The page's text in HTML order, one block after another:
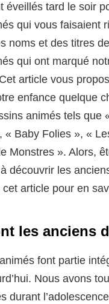
éveillés tard le soir
qui vous faisaient
noms et des titres
qui ont marqué
article vous
enfance quelque
animés tels que
« Baby Folies », «
Monstres ». Alors,
découvrir les
cet article pour en
les anciens
font partie
Nous avons
durant